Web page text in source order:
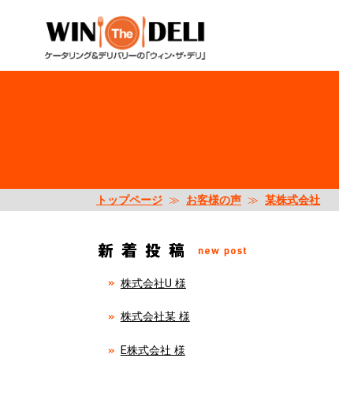
トップページ ≫ お客様の声 ≫ 某株式会社
株式会社U 様
株式会社某 様
E株式会社 様